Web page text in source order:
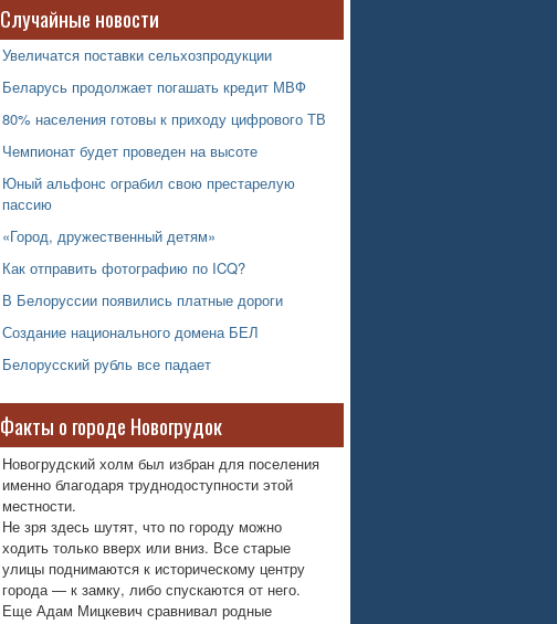
Случайные новости
Увеличатся поставки сельхозпродукции
Беларусь продолжает погашать кредит МВФ
80% населения готовы к приходу цифрового ТВ
Чемпионат будет проведен на высоте
Юный альфонс ограбил свою престарелую
пассию
«Город, дружественный детям»
Как отправить фотографию по ICQ?
В Белоруссии появились платные дороги
Создание национального домена БЕЛ
Белорусский рубль все падает
Факты о городе Новогрудок
Новогрудский холм был избран для поселения
именно благодаря труднодоступности этой
местности.
Не зря здесь шутят, что по городу можно
ходить только вверх или вниз. Все старые
улицы поднимаются к историческому центру
города — к замку, либо спускаются от него.
Еще Адам Мицкевич сравнивал родные